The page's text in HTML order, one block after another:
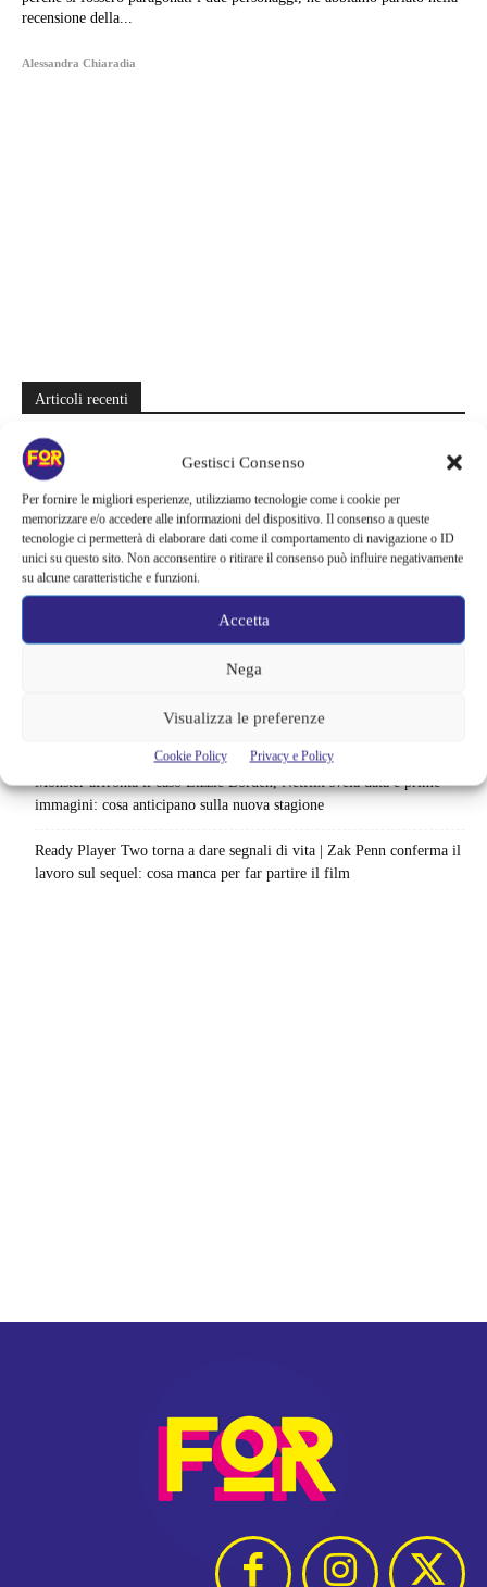
Gestisci Consenso
Per fornire le migliori esperienze, utilizziamo tecnologie come i cookie per
memorizzare e/o accedere alle informazioni del dispositivo. Il consenso a queste
tecnologie ci permetterà di elaborare dati come il comportamento di navigazione o ID
unici su questo sito. Non acconsentire o ritirare il consenso può influire negativamente
su alcune caratteristiche e funzioni.
Accetta
Nega
Visualizza le preferenze
Cookie Policy Privacy e Policy
recensione della...
Alessandra Chiaradia
Articoli recenti
Quattro storie complete in meno di 6 episodi su Netflix: le miniserie
da divorare che lasciano il segno
Zombie e sentimenti invadono Prime Video | Una coppia deve
attraversare Seoul durante l’apocalisse: il K-drama da recuperare
Sei stagioni di guerre e complotti nello spazio | Su Prime Video si
nasconde una grande epopea sci-fi: la saga salvata appena in tempo
Il creatore di Yellowstone firma un altro successo | La serie supera
Fallout e One Piece: il risultato è eccezionale
Ted Lasso cambia completamente squadra | La quarta stagione riparte
Monster affronta il caso Lizzie Borden, Netflix svela data e prime
immagini: cosa anticipano sulla nuova stagione
Ready Player Two torna a dare segnali di vita | Zak Penn conferma il
lavoro sul sequel: cosa manca per far partire il film